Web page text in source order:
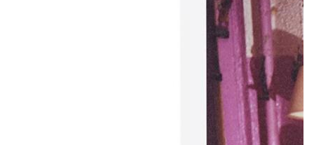
Helmut Lang продолжают проект «Seen by: The Artist Series»,
в рамках которого бренд сотрудничает с современными